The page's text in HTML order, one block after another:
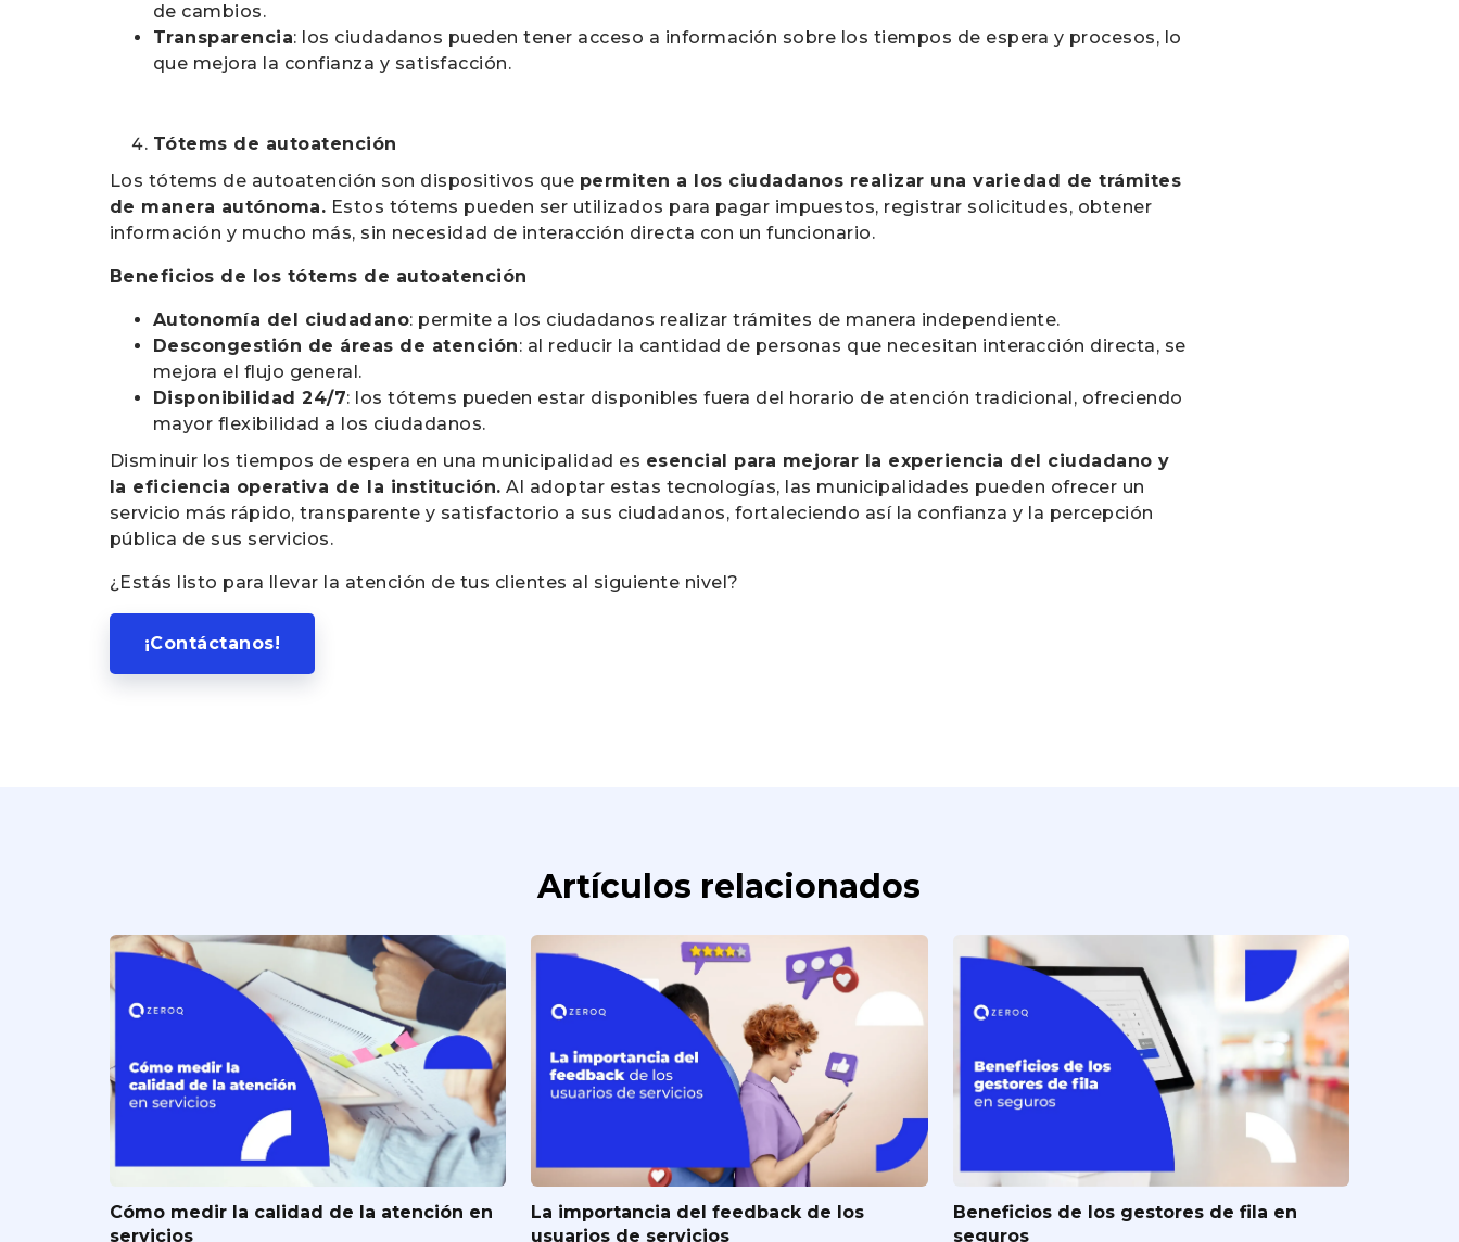
de cambios.
Transparencia: los ciudadanos pueden tener acceso a información sobre los tiempos de espera y procesos, lo
que mejora la confianza y satisfacción.
Tótems de autoatención
Los tótems de autoatención son dispositivos que permiten a los ciudadanos realizar una variedad de trámites
de manera autónoma. Estos tótems pueden ser utilizados para pagar impuestos, registrar solicitudes, obtener
información y mucho más, sin necesidad de interacción directa con un funcionario.
Beneficios de los tótems de autoatención
Autonomía del ciudadano: permite a los ciudadanos realizar trámites de manera independiente.
Descongestión de áreas de atención: al reducir la cantidad de personas que necesitan interacción directa, se
mejora el flujo general.
Disponibilidad 24/7: los tótems pueden estar disponibles fuera del horario de atención tradicional, ofreciendo
mayor flexibilidad a los ciudadanos.
Disminuir los tiempos de espera en una municipalidad es esencial para mejorar la experiencia del ciudadano y
la eficiencia operativa de la institución. Al adoptar estas tecnologías, las municipalidades pueden ofrecer un
servicio más rápido, transparente y satisfactorio a sus ciudadanos, fortaleciendo así la confianza y la percepción
pública de sus servicios.
¿Estás listo para llevar la atención de tus clientes al siguiente nivel?
¡Contáctanos!
Artículos relacionados
Cómo medir la calidad de la atención en
servicios
La importancia del feedback de los
usuarios de servicios
Beneficios de los gestores de fila en
seguros